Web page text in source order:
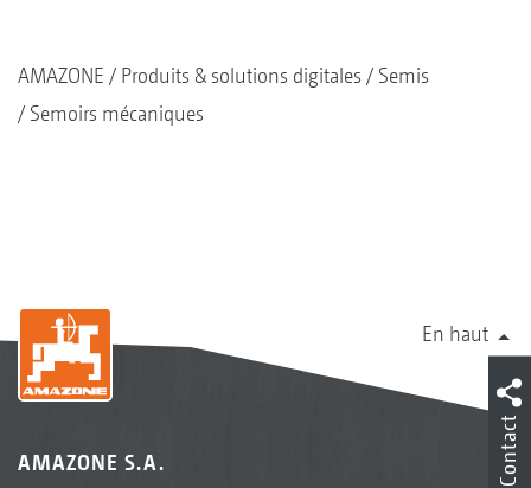
AMAZONE Produits & solutions digitales
Semis
Semoirs mécaniques
En haut
AMAZONE S.A.
Contact